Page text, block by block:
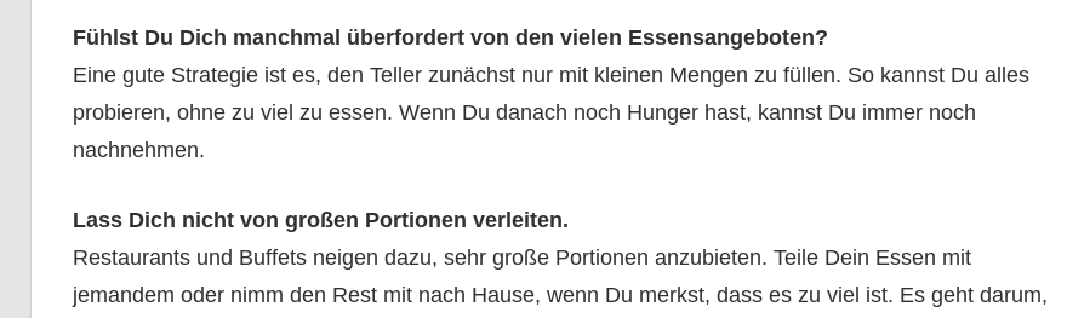
Fühlst Du Dich manchmal überfordert von den vielen Essensangeboten?
Eine gute Strategie ist es, den Teller zunächst nur mit kleinen Mengen zu füllen. So kannst Du alles
probieren, ohne zu viel zu essen. Wenn Du danach noch Hunger hast, kannst Du immer noch
nachnehmen.
Lass Dich nicht von großen Portionen verleiten.
Restaurants und Buffets neigen dazu, sehr große Portionen anzubieten. Teile Dein Essen mit
jemandem oder nimm den Rest mit nach Hause, wenn Du merkst, dass es zu viel ist. Es geht darum,